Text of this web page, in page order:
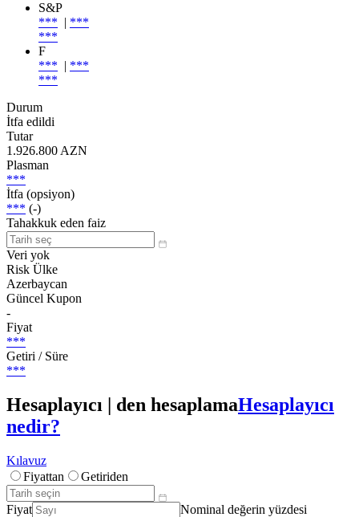
S&P
*** | ***
***
F
*** | ***
***
Durum
İtfa edildi
Tutar
1.926.800 AZN
Plasman
***
İtfa (opsiyon)
*** (-)
Tahakkuk eden faiz
Veri yok
Risk Ülke
Azerbaycan
Güncel Kupon
-
Fiyat
***
Getiri / Süre
***
Hesaplayıcı | den hesaplamaHesaplayıcı
nedir?
Kılavuz
Fiyattan
Getiriden
Fiyat
Nominal değerin yüzdesi